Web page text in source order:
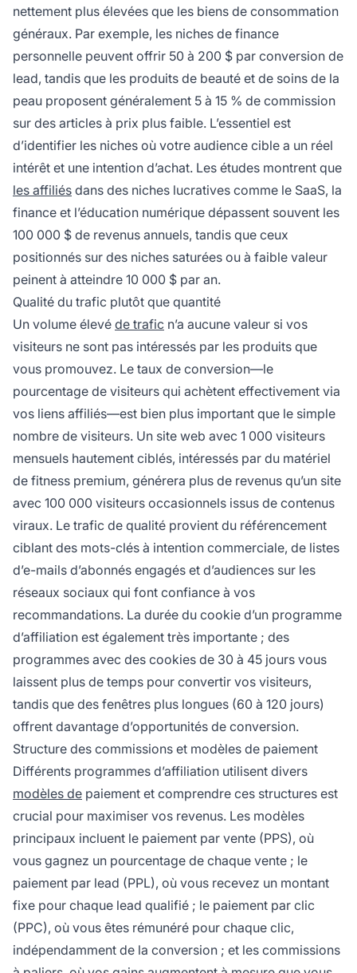
nettement plus élevées que les biens de consommation
généraux. Par exemple, les niches de finance
personnelle peuvent offrir 50 à 200 $ par conversion de
lead, tandis que les produits de beauté et de soins de la
peau proposent généralement 5 à 15 % de commission
sur des articles à prix plus faible. L’essentiel est
d’identifier les niches où votre audience cible a un réel
intérêt et une intention d’achat. Les études montrent que
les affiliés dans des niches lucratives comme le SaaS, la
finance et l’éducation numérique dépassent souvent les
100 000 $ de revenus annuels, tandis que ceux
positionnés sur des niches saturées ou à faible valeur
peinent à atteindre 10 000 $ par an.
Qualité du trafic plutôt que quantité
Un volume élevé de trafic n’a aucune valeur si vos
visiteurs ne sont pas intéressés par les produits que
vous promouvez. Le taux de conversion—le
pourcentage de visiteurs qui achètent effectivement via
vos liens affiliés—est bien plus important que le simple
nombre de visiteurs. Un site web avec 1 000 visiteurs
mensuels hautement ciblés, intéressés par du matériel
de fitness premium, générera plus de revenus qu’un site
avec 100 000 visiteurs occasionnels issus de contenus
viraux. Le trafic de qualité provient du référencement
ciblant des mots-clés à intention commerciale, de listes
d’e-mails d’abonnés engagés et d’audiences sur les
réseaux sociaux qui font confiance à vos
recommandations. La durée du cookie d’un programme
d’affiliation est également très importante ; des
programmes avec des cookies de 30 à 45 jours vous
laissent plus de temps pour convertir vos visiteurs,
tandis que des fenêtres plus longues (60 à 120 jours)
offrent davantage d’opportunités de conversion.
Structure des commissions et modèles de paiement
Différents programmes d’affiliation utilisent divers
modèles de paiement et comprendre ces structures est
crucial pour maximiser vos revenus. Les modèles
principaux incluent le paiement par vente (PPS), où
vous gagnez un pourcentage de chaque vente ; le
paiement par lead (PPL), où vous recevez un montant
fixe pour chaque lead qualifié ; le paiement par clic
(PPC), où vous êtes rémunéré pour chaque clic,
indépendamment de la conversion ; et les commissions